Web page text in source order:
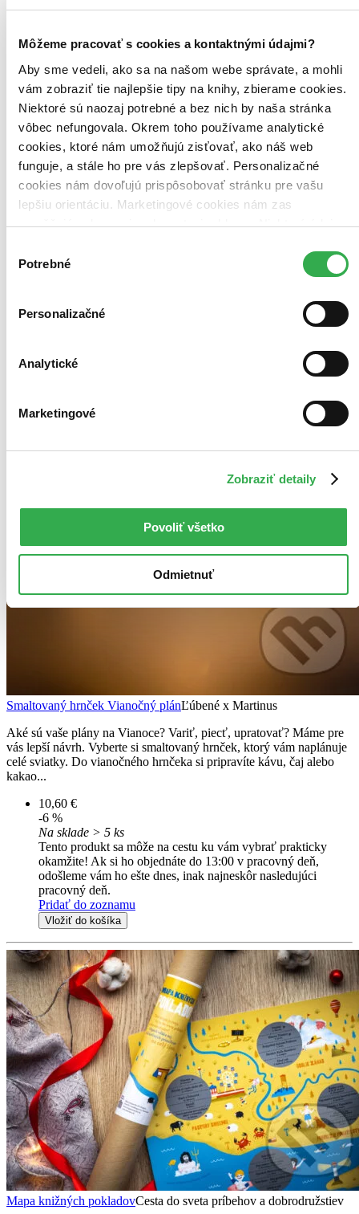
Môžeme pracovať s cookies a kontaktnými údajmi?
Aby sme vedeli, ako sa na našom webe správate, a mohli
vám zobraziť tie najlepšie tipy na knihy, zbierame cookies.
Niektoré sú naozaj potrebné a bez nich by naša stránka
vôbec nefungovala. Okrem toho používame analytické
cookies, ktoré nám umožňujú zisťovať, ako náš web
funguje, a stále ho pre vás zlepšovať. Personalizačné
cookies nám dovoľujú prispôsobovať stránku pre vašu
lepšiu orientáciu. Marketingové cookies nám zas
umožňujú zobrazenie relevantnej reklamy. Niektoré údaje
keby sme mohli používať všetky tieto cookies. Ďakujeme!
súhlasu
Potrebné
Personalizačné
Analytické
Marketingové
Zobraziť detaily
Povoliť všetko
Odmietnuť
Najdrahšie
Najvyššia zľava
Použité filtre
Zrušiť filtre
v zľave
Smaltovaný hrnček Vianočný plánĽúbené x Martinus
Aké sú vaše plány na Vianoce? Variť, piecť, upratovať? Máme pre
vás lepší návrh. Vyberte si smaltovaný hrnček, ktorý vám naplánuje
celé sviatky. Do vianočného hrnčeka si pripravíte kávu, čaj alebo
kakao...
10,60 €
-6 %
Na sklade > 5 ks
Tento produkt sa môže na cestu ku vám vybrať prakticky
okamžite! Ak si ho objednáte do 13:00 v pracovný deň,
odošleme vám ho ešte dnes, inak najneskôr nasledujúci
pracovný deň.
Pridať do zoznamu
Vložiť do košíka
Mapa knižných pokladovCesta do sveta príbehov a dobrodružstiev